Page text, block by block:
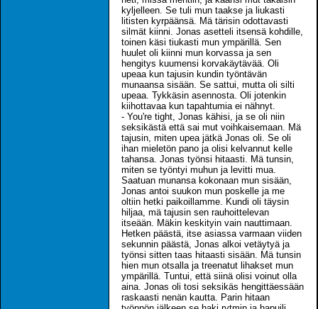
kyljelleen. Se tuli mun taakse ja liukasti
litisten kyrpäänsä. Mä tärisin odottavasti
silmät kiinni. Jonas asetteli itsensä kohdille,
toinen käsi tiukasti mun ympärillä. Sen
huulet oli kiinni mun korvassa ja sen
hengitys kuumensi korvakäytävää. Oli
upeaa kun tajusin kundin työntävän
munaansa sisään. Se sattui, mutta oli silti
upeaa. Tykkäsin asennosta. Oli jotenkin
kiihottavaa kun tapahtumia ei nähnyt.
- You're tight, Jonas kähisi, ja se oli niin
seksikästä että sai mut voihkaisemaan. Mä
tajusin, miten upea jätkä Jonas oli. Se oli
ihan mieletön pano ja olisi kelvannut kelle
tahansa. Jonas työnsi hitaasti. Mä tunsin,
miten se työntyi muhun ja levitti mua.
Saatuan munansa kokonaan mun sisään,
Jonas antoi suukon mun poskelle ja me
oltiin hetki paikoillamme. Kundi oli täysin
hiljaa, mä tajusin sen rauhoittelevan
itseään. Mäkin keskityin vain nauttimaan.
Hetken päästä, itse asiassa varmaan viiden
sekunnin päästä, Jonas alkoi vetäytyä ja
työnsi sitten taas hitaasti sisään. Mä tunsin
hien mun otsalla ja treenatut lihakset mun
ympärillä. Tuntui, että siinä olisi voinut olla
aina. Jonas oli tosi seksikäs hengittäessään
raskaasti nenän kautta. Parin hitaan